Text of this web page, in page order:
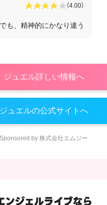
（4.00）
も、精神的にかなり違う
ジュエル詳しい情報へ
ジュエルの公式サイトへ
Sponsored by 株式会社エムジー